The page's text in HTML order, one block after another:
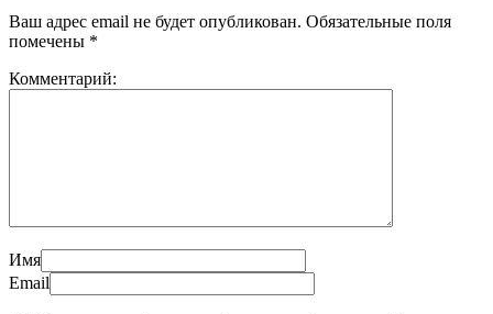
Ваш адрес email не будет опубликован. Обязательные поля
помечены *
Комментарий:
Имя
Email